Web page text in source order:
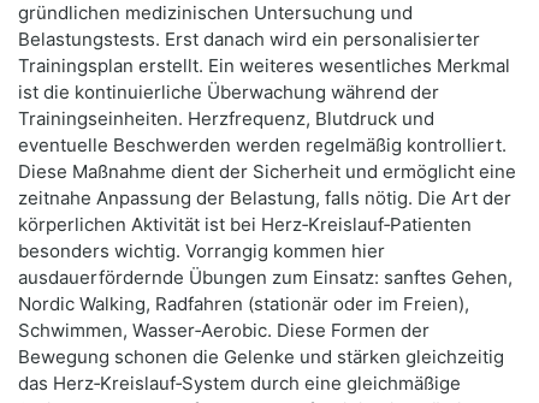
gründlichen medizinischen Untersuchung und
Belastungstests. Erst danach wird ein personalisierter
Trainingsplan erstellt. Ein weiteres wesentliches Merkmal
ist die kontinuierliche Überwachung während der
Trainingseinheiten. Herzfrequenz, Blutdruck und
eventuelle Beschwerden werden regelmäßig kontrolliert.
Diese Maßnahme dient der Sicherheit und ermöglicht eine
zeitnahe Anpassung der Belastung, falls nötig. Die Art der
körperlichen Aktivität ist bei Herz‑Kreislauf‑Patienten
besonders wichtig. Vorrangig kommen hier
ausdauerfördernde Übungen zum Einsatz: sanftes Gehen,
Nordic Walking, Radfahren (stationär oder im Freien),
Schwimmen, Wasser‑Aerobic. Diese Formen der
Bewegung schonen die Gelenke und stärken gleichzeitig
das Herz‑Kreislauf‑System durch eine gleichmäßige